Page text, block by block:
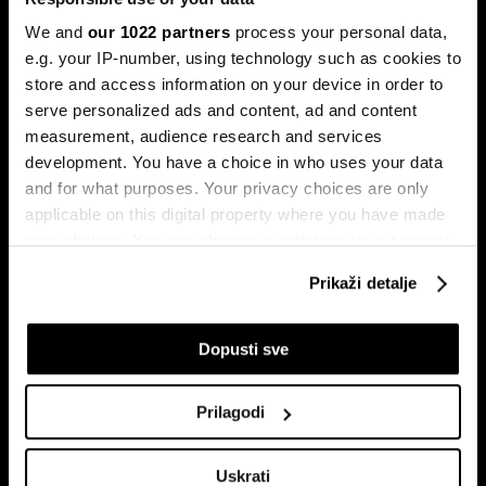
We and our 1022 partners process your personal data,
e.g. your IP-number, using technology such as cookies to
store and access information on your device in order to
serve personalized ads and content, ad and content
measurement, audience research and services
development. You have a choice in who uses your data
and for what purposes. Your privacy choices are only
applicable on this digital property where you have made
If you allow, we would also like to:
Collect information about your geographical
Identify your device by actively scanning it for
specific characteristics (fingerprinting)
Prikaži detalje
Dopusti sve
Prilagodi
Uskrati
Transakcije u sekundi: Instant
plaćanja sada dostupna
klijentima četiri banke u BiH
BiH ulazi u eru instant plaćanja:
Transferi do 5.000 KM za svega
10 sekundi
postaje noćna mora za